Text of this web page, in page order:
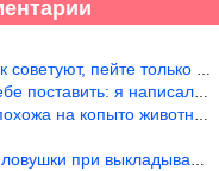
пейте только когда
я написала статью
на копыто животного, не хв
при выкладывании товара